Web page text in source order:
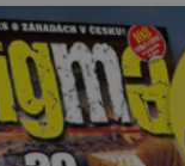
boje.